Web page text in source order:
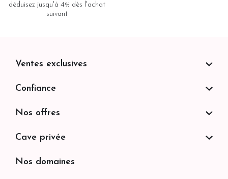
déduisez jusqu'à 4% dès l'achat
suivant
Ventes exclusives
Confiance
Nos offres
Cave privée
Nos domaines